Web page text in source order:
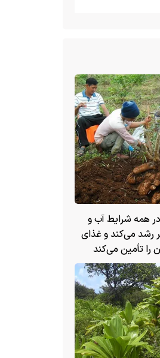
در همه شرایط آب و
رشد می‌کند و غذای
را تأمین می‌کند